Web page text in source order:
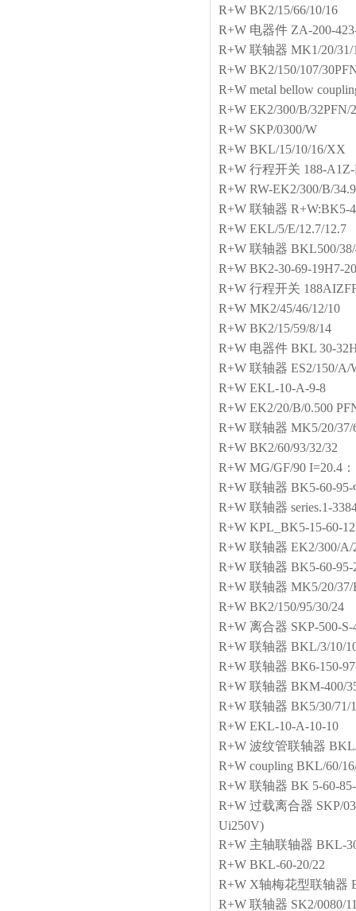
R+W BK2/15/66/10/16
R+W 电器件 ZA-200-
R+W 联轴器 MK1/20/
R+W BK2/150/107/
R+W metal bellow
R+W EK2/300/B/32PFN/
R+W SKP/0300/W
R+W BKL/15/10/16/XX
R+W 行程开关 188-
R+W RW-EK2/300/B/
R+W 联轴器 R+W:BK5-
R+W EKL/5/E/12.7/12.7
R+W 联轴器 BKL500/
R+W BK2-30-69-19H7-
R+W 行程开关
R+W MK2/45/46/12/10
R+W BK2/15/59/8/14
R+W 电器件 BKL 30-
R+W 联轴器 ES2/150/A/
R+W EKL-10-A-9-8
R+W EK2/20/B/0.500
R+W 联轴器 MK5/20/37/
R+W BK2/60/93/32/32
R+W MG/GF/90 I=20.4
R+W 联轴器 BK5-60-
R+W 联轴器 series.1-
R+W KPL_BK5-15-60-
R+W 联轴器 EK2/300/A/
R+W 联轴器 BK5-60-95-
R+W 联轴器 MK5/20/37/
R+W BK2/150/95/30/24
R+W 离合器 SKP-500-
R+W 联轴器 BKL/3/10/
R+W 联轴器 BK6-150-
R+W 联轴器 BKM-400/
R+W 联轴器 BK5/30/71/
R+W EKL-10-A-10-10
R+W 波纹管联轴器
R+W coupling BKL/60/
R+W 联轴器 BK 5-60-
R+W 过载离合器 SKP/
Ui250V)
R+W 主轴联轴器 BKL-
R+W BKL-60-20/22
R+W X轴梅花型联轴器
R+W 联轴器 SK2/0080/